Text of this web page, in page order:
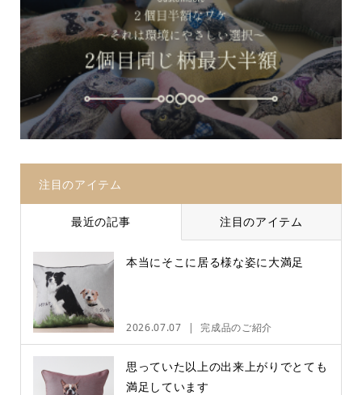
注目のアイテム
最近の記事 注目のアイテム
本当にそこに居る様な姿に大満足
2026.07.07 完成品のご紹介
思っていた以上の出来上がりでとても
満足しています